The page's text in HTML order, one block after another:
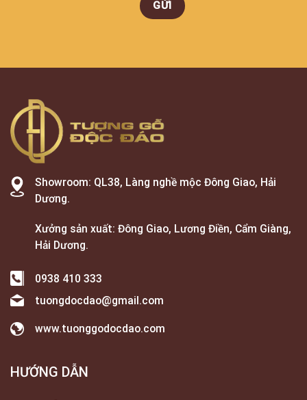
Showroom: QL38, Làng nghề mộc Đông Giao, Hải
Dương.
Xưởng sản xuất: Đông Giao, Lương Điền, Cẩm Giàng,
Hải Dương.
0938 410 333
tuongdocdao@gmail.com
www.tuonggodocdao.com
HƯỚNG DẪN